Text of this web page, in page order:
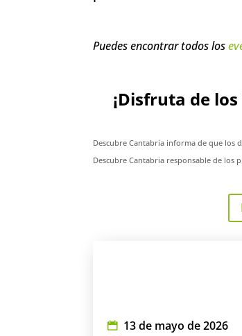
Puedes encontrar todos los
¡Disfruta de
Descubre Cantabria informa de que los
Descubre Cantabria responsable de los
13 de mayo de 2026